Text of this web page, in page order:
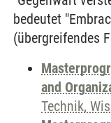
bedeutet
(übergreifendes
and
Technik,